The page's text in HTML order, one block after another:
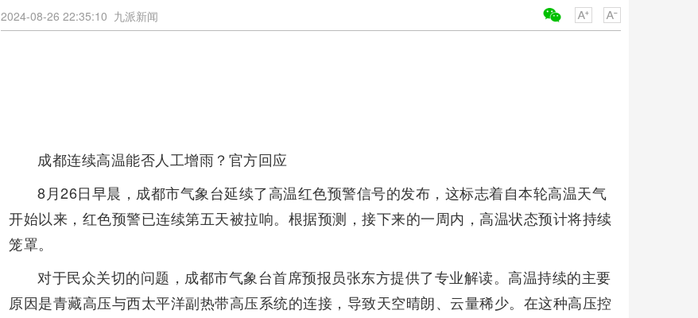
2024-08-26 22:35:10 九派新闻
成都连续高温能否人工增雨？官方回应
8月26日早晨，成都市气象台延续了高温红色预警信号的发布，这标志着自本轮高温天气
开始以来，红色预警已连续第五天被拉响。根据预测，接下来的一周内，高温状态预计将持续
笼罩。
对于民众关切的问题，成都市气象台首席预报员张东方提供了专业解读。高温持续的主要
原因是青藏高压与西太平洋副热带高压系统的连接，导致天空晴朗、云量稀少。在这种高压控